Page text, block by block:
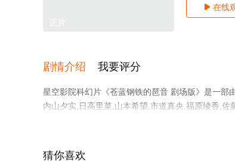
 在线
剧情介绍 我要评分
星空影院科幻片《苍蓝钢铁的琶音 剧场版》是一部
内山夕实,日高里菜,山本希望,市道真央,福原绫香,
花子,高桥伸也,置鲇龙太郎,木内秀信,钉宫理惠,中
猜你喜欢